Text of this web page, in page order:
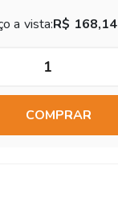
a vista:R$ 168,14
COMPRAR